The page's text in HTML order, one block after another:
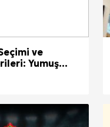
ve
Yumuş...